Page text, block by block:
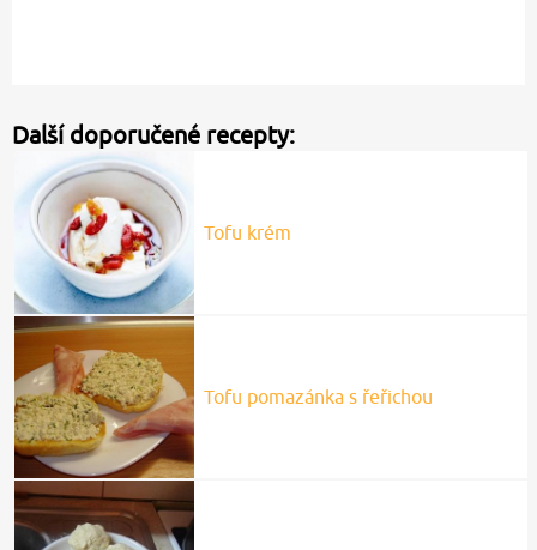
Další doporučené recepty:
Tofu krém
Tofu pomazánka s řeřichou